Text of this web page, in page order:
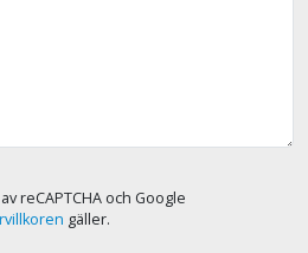
reCAPTCHA och Google
gäller.